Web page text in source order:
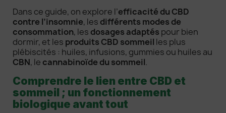
Dans ce guide, on explore l’efficacité du CBD
contre l’insomnie, les différents modes de
consommation, les dosages adaptés pour bien
dormir, et les produits CBD sommeil les plus
plébiscités : huiles, infusions, gummies ou huiles au
CBN, le cannabinoïde du sommeil.
Comprendre le lien entre CBD et
sommeil ; un fonctionnement
biologique avant tout